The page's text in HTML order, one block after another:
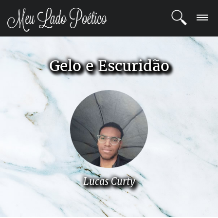
REGISTRO
BLOG
COMUNIDADE
Gelo e Escuridão
Lucas Curty